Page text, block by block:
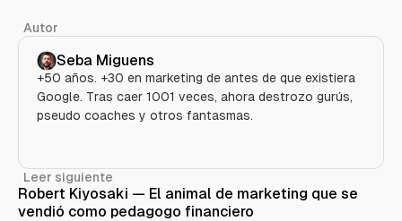
Autor
Seba Miguens
+50 años. +30 en marketing de antes de que existiera
Google. Tras caer 1001 veces, ahora destrozo gurús,
pseudo coaches y otros fantasmas.
Leer siguiente
Robert Kiyosaki — El animal de marketing que se
vendió como pedagogo financiero